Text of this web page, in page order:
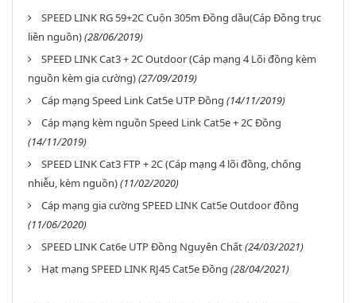
SPEED LINK RG 59+2C Cuộn 305m Đồng dầu(Cáp Đồng trục
liền nguồn)(28/06/2019)
SPEED LINK Cat3 + 2C Outdoor (Cáp mạng 4 Lõi đồng kèm
nguồn kèm gia cường)(27/09/2019)
Cáp mạng Speed Link Cat5e UTP Đồng (14/11/2019)
Cáp mạng kèm nguồn Speed Link Cat5e + 2C Đồng
(14/11/2019)
SPEED LINK Cat3 FTP + 2C (Cáp mạng 4 lõi đồng, chống
nhiễu, kèm nguồn)(11/02/2020)
Cáp mạng gia cường SPEED LINK Cat5e Outdoor đồng
(11/06/2020)
SPEED LINK Cat6e UTP Đồng Nguyên Chất(24/03/2021)
Hạt mạng SPEED LINK RJ45 Cat5e Đồng (28/04/2021)